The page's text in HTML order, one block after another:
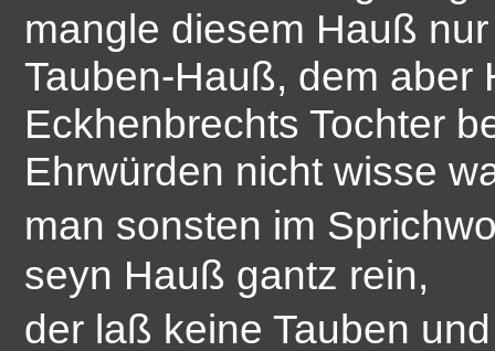
mangle diesem Hauß
Tauben-Hauß, dem aber
Eckhenbrechts Tochter
Ehrwürden nicht wisse
man sonsten im
seyn Hauß gantz rein,
der laß keine Tauben